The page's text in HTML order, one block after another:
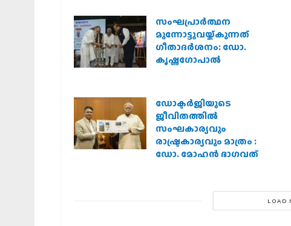
സംഘപ്രാര്‍ത്ഥന
മുന്നോട്ടുവയ്ക്കുന്നത്
ഗീതാദര്‍ശനം: ഡോ.
കൃഷ്ണഗോപാല്‍
ഡോക്ടർജിയുടെ
ജീവിതത്തിൽ
സംഘകാര്യവും
രാഷ്ട്രകാര്യവും മാത്രം :
ഡോ. മോഹൻ ഭാഗവത്
LOAD